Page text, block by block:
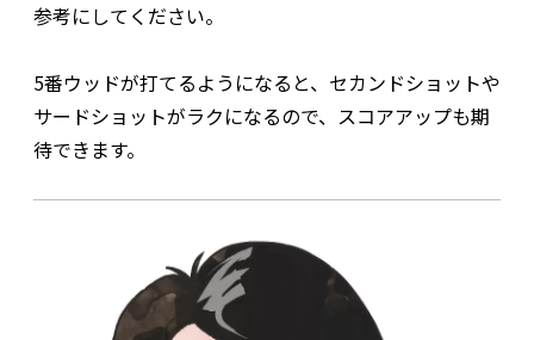
参考にしてください。
5番ウッドが打てるようになると、セカンドショットや
サードショットがラクになるので、スコアアップも期
待できます。